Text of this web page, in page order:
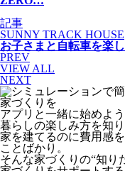
記事
SUNNY TRACK HOUSE
お子さまと自転車を楽
PREV
VIEW ALL
NEXT
家づくりを
アプリと一緒に始めよう
暮らしの楽しみ方を知
家を建てるのに費用感
ことばかり。
そんな家づくりの“知り